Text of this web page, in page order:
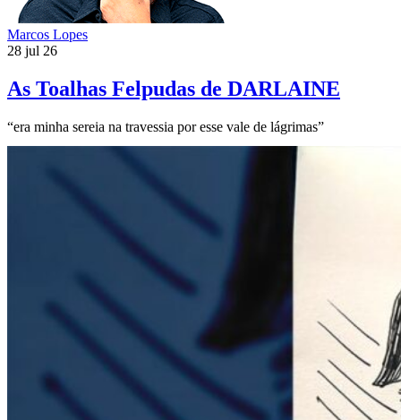
Marcos Lopes
28 jul 26
As Toalhas Felpudas de DARLAINE
“era minha sereia na travessia por esse vale de lágrimas”